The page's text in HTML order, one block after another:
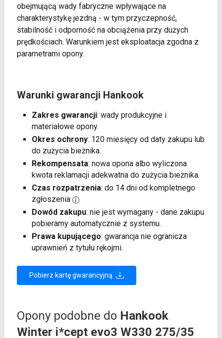
obejmującą wady fabryczne wpływające na
charakterystykę jezdną - w tym przyczepność,
stabilność i odporność na obciążenia przy dużych
prędkościach. Warunkiem jest eksploatacja zgodna z
parametrami opony.
Warunki gwarancji Hankook
Zakres gwarancji: wady produkcyjne i
materiałowe opony.
Okres ochrony: 120 miesięcy od daty zakupu lub
do zużycia bieżnika.
Rekompensata: nowa opona albo wyliczona
kwota reklamacji adekwatna do zużycia bieżnika.
Czas rozpatrzenia: do 14 dni od kompletnego
zgłoszenia
Dowód zakupu: nie jest wymagany - dane zakupu
pobieramy automatycznie z systemu.
Prawa kupującego: gwarancja nie ogranicza
uprawnień z tytułu rękojmi.
Pobierz kartę gwarancyjną
Opony podobne do Hankook
Winter i*cept evo3 W330 275/35